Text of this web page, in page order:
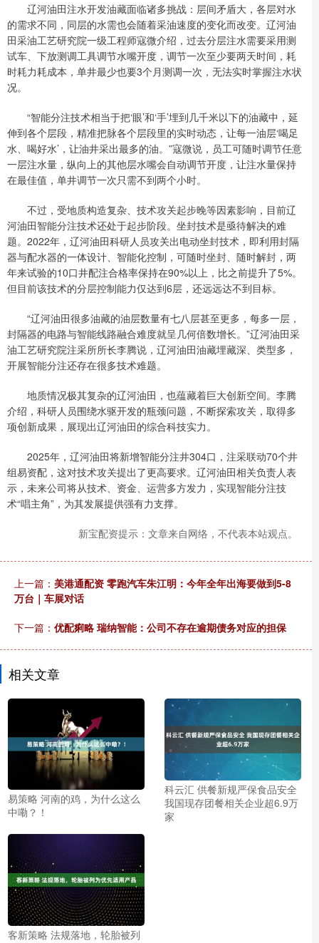
辽河油田注水开发油藏面临诸多挑战：层间矛盾大，各层对水
的需求不同，同层的水需也会随着采油速度的变化而改变。辽河油
田采油工艺研究院一级工程师寇微介绍，过去分层注水需要采用测
试车、下放测调工具调节水嘴开度，调节一次至少要两天时间，耗
时耗力耗成本，单井最少也要3个月测调一次，无法实时掌握注水状
况。
“智能分注技术相当于把‘眼’和‘手’埋到几千米以下的油藏中，延
伸到各个层段，精准把脉各个层段里的实时动态，让每一油层‘喝足
水、喝好水’，让油井采出最多的油。”寇微说，员工可随时调节任意
一层注水量，纵向上的其他层水嘴会自动调节开度，让注水量保持
在最佳值，单井调节一次只需不到两个小时。
不过，受地质构造复杂、技术攻关起步晚等因素影响，目前辽
河油田智能分注技术还处于起步阶段。坐封技术是亟待解决的难
题。2022年，辽河油田科研人员攻关出电动坐封技术，即利用封隔
器与配水器的一体设计、智能化控制，可随时坐封、随时解封，两
年来试验的10口井配注合格率保持在90%以上，比之前提升了5%。
但目前该技术的分层控制能力仅达到6层，还远远达不到目标。
“辽河油田很多油藏的油层数量有七八层甚至更多，每多一层，
封隔器的电路与智能线路融合难度就呈几何倍数增长。”辽河油田采
油工艺研究院注采所所长李腾说，辽河油田油藏埋藏深、类型多，
开展智能分注还存在很多技术难题。
地质情况极其复杂的辽河油田，也蕴藏着巨大创新空间。李腾
介绍，科研人员围绕水驱开发的瓶颈问题，不断探索攻关，取得多
项创新成果，展现出辽河油田的综合科技实力。
2025年，辽河油田将新增智能分注井304口，注采联动70个井
组易资配，这对技术攻关提出了更高要求。辽河油田相关负责人表
示，未来公司将从技术、资金、运营多方发力，实现智能分注技
术“唱主角”，为其发展提供强有力支撑。
新宝配资提示：文章来自网络，不代表本站观点。
上一篇： 美港通配资 零跑汽车朱江明：今年全年出海要做到5-8
万台｜车展对话
下一篇： 优配痢略 瑞纳智能：公司不存在逾期债务对应的担保
相关文章
易策略 河南的鸡，为什么这么
中嘞？！
科云汇 供餐新规严保食品安全
我国现存团餐相关企业超6.9万
家
客新策略 法规落地，轮胎被列